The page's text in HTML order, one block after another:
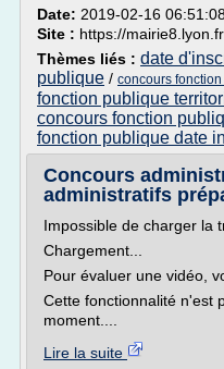
Date: 2019-02-16
Site : https://mairie8.lyon.fr
Thèmes liés : date
publique / concours
fonction publique
concours fonction
fonction publique date
Concours
administratifs
Impossible de charger la
Chargement...
Pour évaluer une vidéo,
Cette fonctionnalité n'est
moment....
Lire la suite